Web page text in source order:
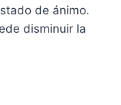
de ánimo.
disminuir la